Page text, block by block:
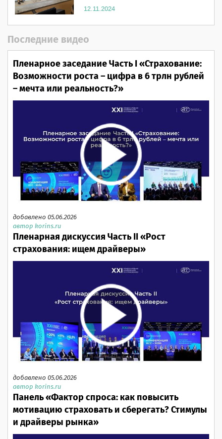
12.11.2024
Последние видео
Пленарное заседание Часть I «Страхование:
Возможности роста – цифра в 6 трлн рублей
– мечта или реальность?»
добавлено 05.06.2026
автор korins.ru
Пленарная дискуссия Часть II «Рост
страхования: ищем драйверы»
добавлено 05.06.2026
автор korins.ru
Панель «Фактор спроса: как повысить
мотивацию страховать и сберегать? Стимулы
и драйверы рынка»